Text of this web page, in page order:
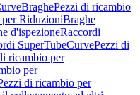
BraghePezzi di ricambio
RiduzioniBraghe
d'ispezioneRaccordi
SuperTubeCurvePezzi di
ricambio per
per
di ricambio per